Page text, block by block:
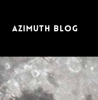
Azimuth Blog